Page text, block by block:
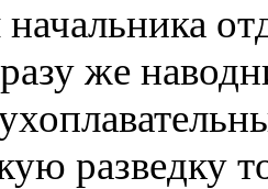
же
разведку